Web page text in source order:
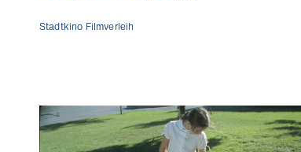
Stadtkino Filmverleih